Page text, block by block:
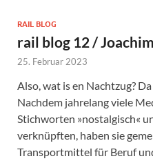
RAIL BLOG
rail blog 12 /
25. Februar 2023
Also, wat is en Nachtzug?
Nachdem jahrelang viele
Stichworten »nostalgisch«
verknüpften, haben sie
Transportmittel für Beruf